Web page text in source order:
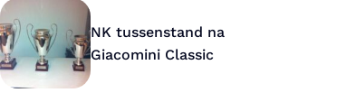
NK tussenstand na
Giacomini Classic